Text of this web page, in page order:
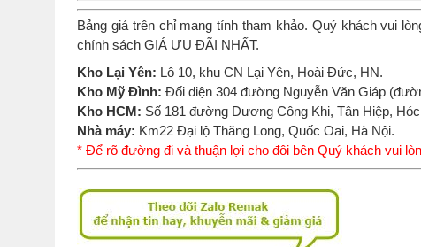
Bảng giá trên chỉ mang tính tham khảo. Quý khách vui
chính sách GIÁ ƯU ĐÃI NHẤT.
Kho Lại Yên: Lô 10, khu CN Lại Yên, Hoài Đức, HN.
Kho Mỹ Đình: Đối diện 304 đường Nguyễn Văn Giáp
Kho HCM: Số 181 đường Dương Công Khi, Tân Hiệp,
Nhà máy: Km22 Đại lộ Thăng Long, Quốc Oai, Hà Nội.
* Để rõ đường đi và thuận lợi cho đôi bên Quý khách vui